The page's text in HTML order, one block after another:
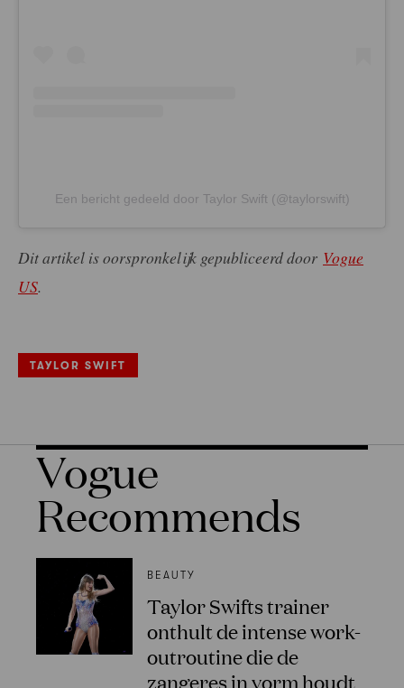
Een bericht gedeeld door Taylor Swift (@taylorswift)
Dit artikel is oorspronkelijk gepubliceerd door Vogue
US.
TAYLOR SWIFT
Vogue
Recommends
BEAUTY
Taylor Swifts trainer
onthult de intense work-
outroutine die de
zangeres in vorm houdt